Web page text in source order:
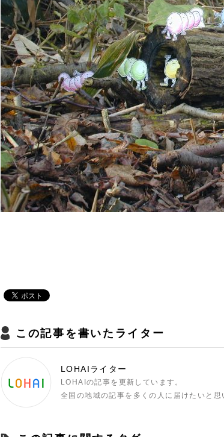
この記事を書いたライター
LOHAIライター
LOHAIの記事を更新しています。
全国の地域の記事を多くの人に届けたいと思